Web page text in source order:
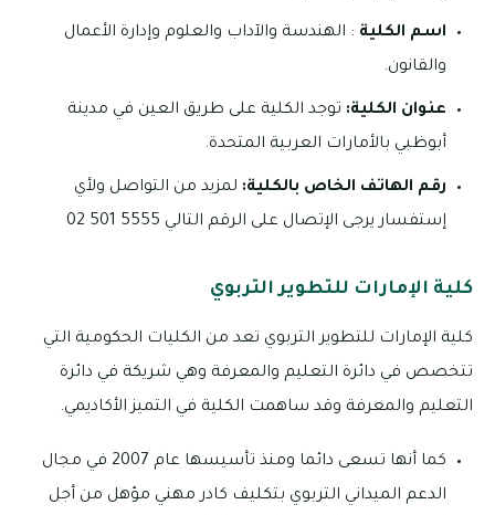
اسم الكلية : الهندسة والآداب والعلوم وإدارة الأعمال
والقانون.
عنوان الكلية: توجد الكلية على طريق العين في مدينة
أبوظبي بالأمارات العربية المتحدة.
رقم الهاتف الخاص بالكلية: لمزيد من التواصل ولأي
إستفسار يرجى الإتصال على الرقم التالي 5555 501 02
كلية الإمارات للتطوير التربوي
كلية الإمارات للتطوير التربوي تعد من الكليات الحكومية التي
تتخصص في دائرة التعليم والمعرفة وهي شريكة في دائرة
التعليم والمعرفة وقد ساهمت الكلية في التميز الأكاديمي.
كما أنها تسعى دائما ومنذ تأسيسها عام 2007 في مجال
الدعم الميداني التربوي بتكليف كادر مهني مؤهل من أجل